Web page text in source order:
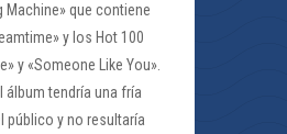
Machine» que contiene
y los Hot 100
y «Someone Like You».
álbum tendría una fría
público y no resultaría